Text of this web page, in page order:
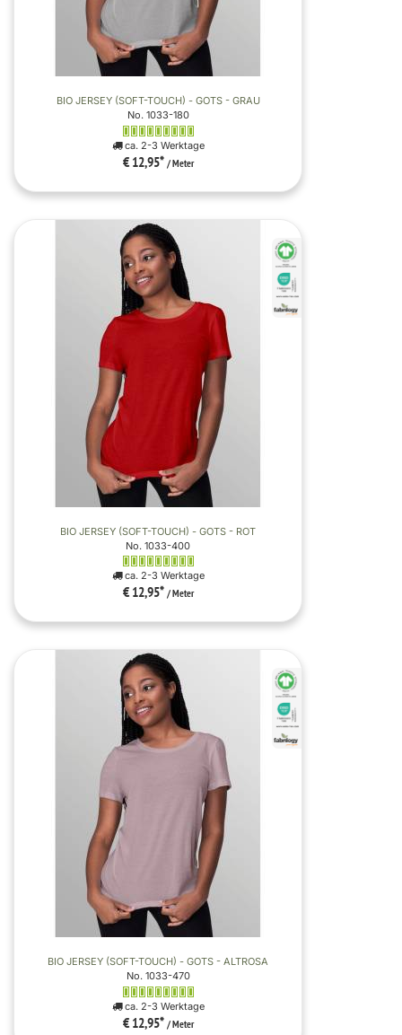
BIO JERSEY (SOFT-TOUCH) - GOTS - GRAU
No. 1033-180
ca. 2-3 Werktage
€ 12,95* / Meter
BIO JERSEY (SOFT-TOUCH) - GOTS - ROT
No. 1033-400
ca. 2-3 Werktage
€ 12,95* / Meter
BIO JERSEY (SOFT-TOUCH) - GOTS - ALTROSA
No. 1033-470
ca. 2-3 Werktage
€ 12,95* / Meter